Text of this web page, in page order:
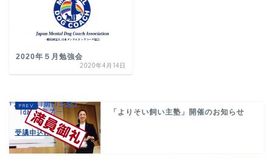
2020年５月勉強会
2020年4月14日
「よりそい飼い主塾」開催のお知らせ